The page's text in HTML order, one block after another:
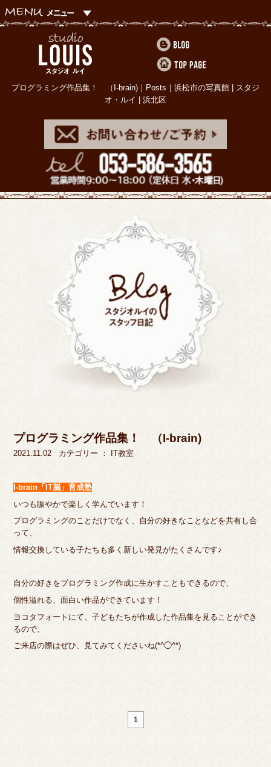
プログラミング作品集！ （I-brain)｜Posts｜浜松市の写真館 | スタジ
オ・ルイ | 浜北区
プログラミング作品集！ （I-brain)
2021.11.02 カテゴリー ： IT教室
I-brain「IT脳」育成塾
いつも賑やかで楽しく学んでいます！
プログラミングのことだけでなく、自分の好きなことなどを共有し合
って、
情報交換している子たちも多く新しい発見がたくさんです♪
自分の好きをプログラミング作成に生かすこともできるので、
個性溢れる、面白い作品ができています！
ヨコタフォートにて、子どもたちが作成した作品集を見ることができ
るので、
ご来店の際はぜひ、見てみてくださいね(*^◯^*)
1